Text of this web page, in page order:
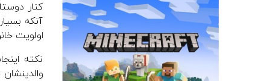
کنار
آنکه
اولویت
نکته